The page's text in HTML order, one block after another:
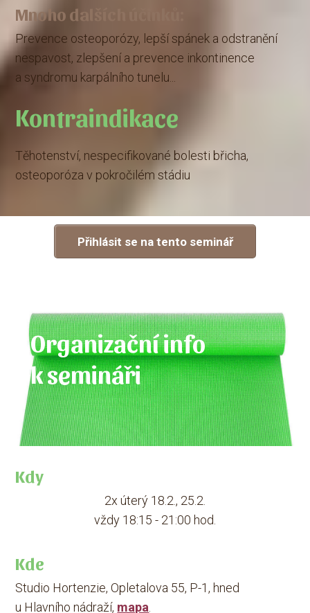
Mnoho dalších účinků:
Prevence osteoporózy, lepší spánek a odstranění
nespavost, zlepšení a prevence inkontinence
a syndromu karpálního tunelu...
Kontraindikace
Těhotenství, nespecifikované bolesti břicha,
osteoporóza v pokročilém stádiu
Přihlásit se na tento seminář
Organizační info
k semináři
Kdy
2x úterý 18.2., 25.2.
vždy 18:15 - 21:00 hod.
Kde
Studio Hortenzie, Opletalova 55, P-1, hned
u Hlavního nádraží, mapa